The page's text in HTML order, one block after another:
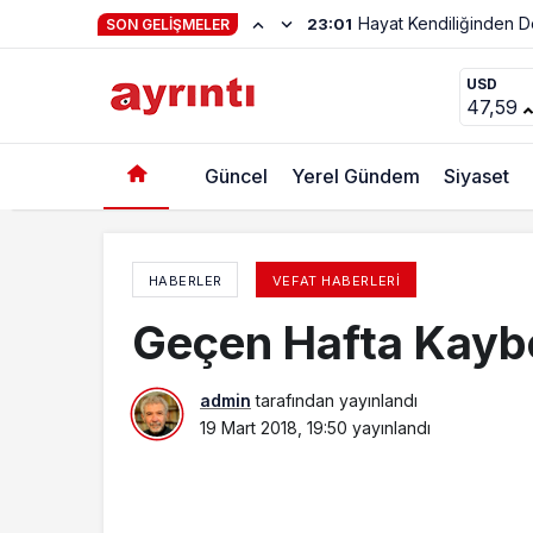
SON GELIŞMELER 23:01 Hayat Kendiliğinden
USD
47,59
Güncel Yerel Gündem Siyaset
HABERLER VEFAT HABERLERI
Geçen Hafta
admin tarafından yayınlandı
19 Mart 2018, 19:50 yayınlandı
Geçen Hafta Kaybettiklerimiz